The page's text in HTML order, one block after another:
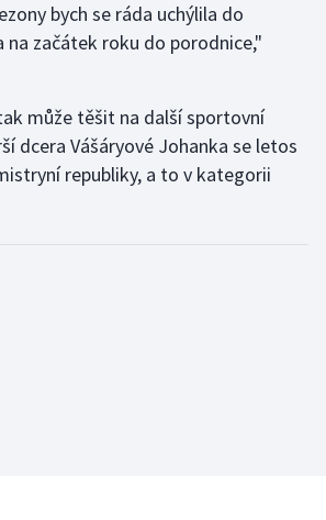
bych se ráda uchýlila do
na začátek roku do porodnice,"
může těšit na další sportovní
dcera Vášáryové Johanka se letos
republiky, a to v kategorii